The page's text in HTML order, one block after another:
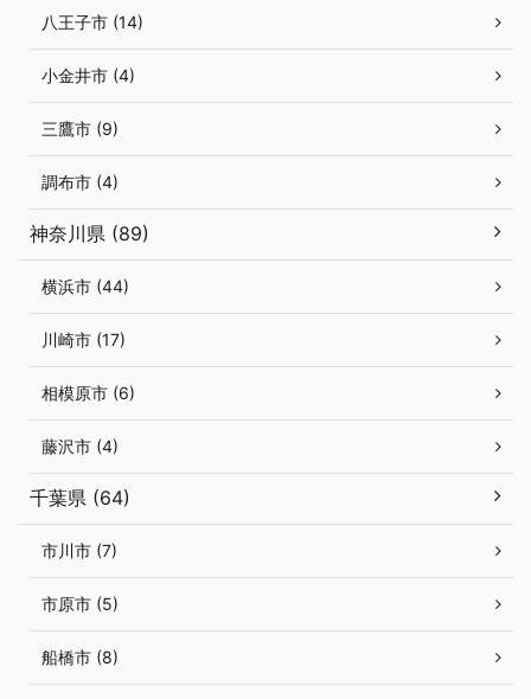
八王子市 (14)
小金井市 (4)
三鷹市 (9)
調布市 (4)
神奈川県 (89)
横浜市 (44)
川崎市 (17)
相模原市 (6)
藤沢市 (4)
千葉県 (64)
市川市 (7)
市原市 (5)
船橋市 (8)